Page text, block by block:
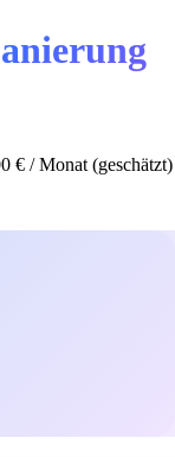
€ / Monat (geschätzt)